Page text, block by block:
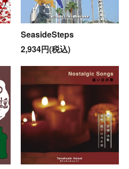
SeasideSteps
2,934円(税込)